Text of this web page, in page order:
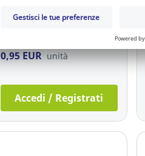
Ref.: 18.280.601
0,95 EUR unità
Accedi / Registrati